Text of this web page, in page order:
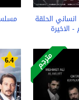
الحلقة
مترجم 6.4